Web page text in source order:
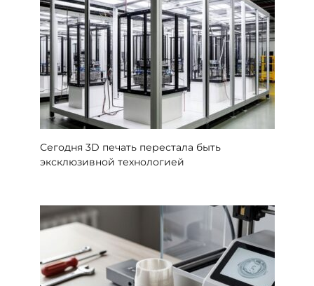
Сегодня 3D печать перестала быть
эксклюзивной технологией